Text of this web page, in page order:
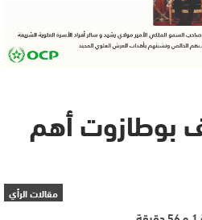
بوطازوت أهم
مقالات الرأي